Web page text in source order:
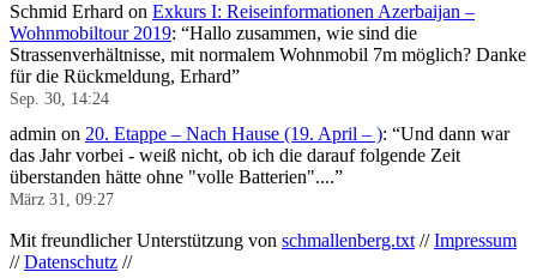
Schmid Erhard on Exkurs I: Reiseinformationen Azerbaijan –
Wohnmobiltour 2019: “Hallo zusammen, wie sind die
Strassenverhältnisse, mit normalem Wohnmobil 7m möglich? Danke
für die Rückmeldung, Erhard”
Sep. 30, 14:24
admin on 20. Etappe – Nach Hause (19. April – ): “Und dann war
das Jahr vorbei - weiß nicht, ob ich die darauf folgende Zeit
überstanden hätte ohne "volle Batterien"....”
März 31, 09:27
Mit freundlicher Unterstützung von schmallenberg.txt //Impressum
//Datenschutz //